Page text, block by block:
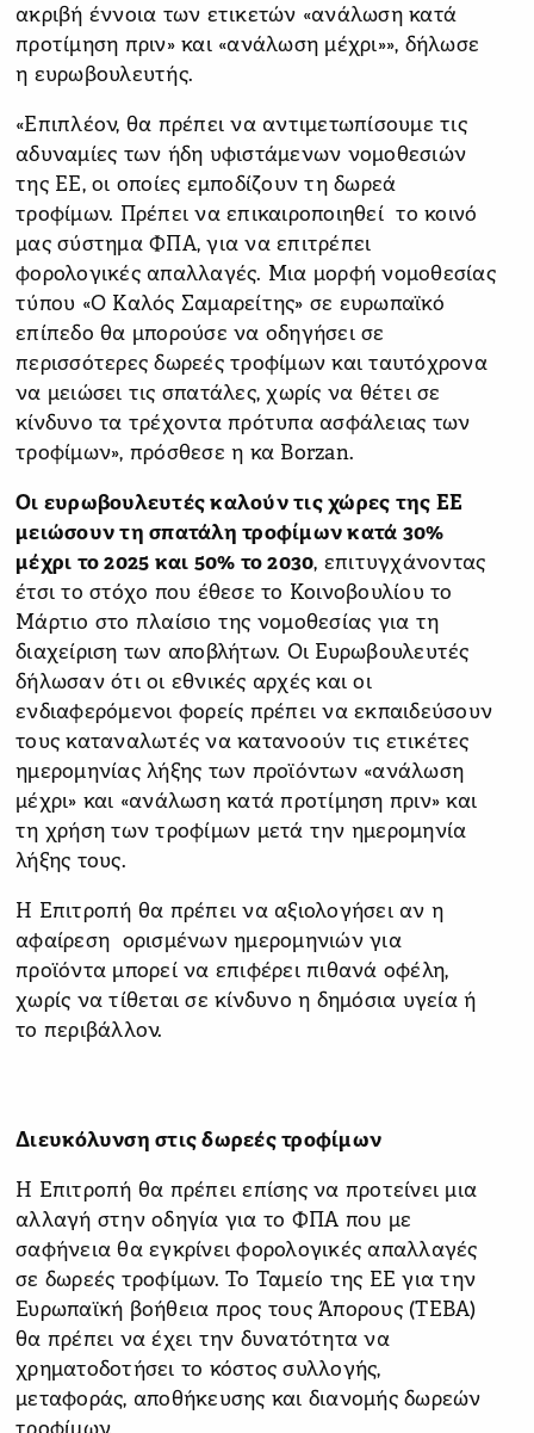
ακριβή έννοια των ετικετών «ανάλωση κατά
προτίμηση πριν» και «ανάλωση μέχρι»», δήλωσε
η ευρωβουλευτής.
«Επιπλέον, θα πρέπει να αντιμετωπίσουμε τις
αδυναμίες των ήδη υφιστάμενων νομοθεσιών
της ΕΕ, οι οποίες εμποδίζουν τη δωρεά
τροφίμων. Πρέπει να επικαιροποιηθεί το κοινό
μας σύστημα ΦΠΑ, για να επιτρέπει
φορολογικές απαλλαγές. Μια μορφή νομοθεσίας
τύπου «Ο Καλός Σαμαρείτης» σε ευρωπαϊκό
επίπεδο θα μπορούσε να οδηγήσει σε
περισσότερες δωρεές τροφίμων και ταυτόχρονα
να μειώσει τις σπατάλες, χωρίς να θέτει σε
κίνδυνο τα τρέχοντα πρότυπα ασφάλειας των
τροφίμων», πρόσθεσε η κα Borzan.
Οι ευρωβουλευτές καλούν τις χώρες της ΕΕ
μειώσουν τη σπατάλη τροφίμων κατά 30%
μέχρι το 2025 και 50% το 2030, επιτυγχάνοντας
έτσι το στόχο που έθεσε το Κοινοβουλίου το
Μάρτιο στο πλαίσιο της νομοθεσίας για τη
διαχείριση των αποβλήτων. Οι Ευρωβουλευτές
δήλωσαν ότι οι εθνικές αρχές και οι
ενδιαφερόμενοι φορείς πρέπει να εκπαιδεύσουν
τους καταναλωτές να κατανοούν τις ετικέτες
ημερομηνίας λήξης των προϊόντων «ανάλωση
μέχρι» και «ανάλωση κατά προτίμηση πριν» και
τη χρήση των τροφίμων μετά την ημερομηνία
λήξης τους.
Η Επιτροπή θα πρέπει να αξιολογήσει αν η
αφαίρεση ορισμένων ημερομηνιών για
προϊόντα μπορεί να επιφέρει πιθανά οφέλη,
χωρίς να τίθεται σε κίνδυνο η δημόσια υγεία ή
το περιβάλλον.
Διευκόλυνση στις δωρεές τροφίμων
Η Επιτροπή θα πρέπει επίσης να προτείνει μια
αλλαγή στην οδηγία για το ΦΠΑ που με
σαφήνεια θα εγκρίνει φορολογικές απαλλαγές
σε δωρεές τροφίμων. Το Ταμείο της ΕΕ για την
Ευρωπαϊκή βοήθεια προς τους Άπορους (ΤΕΒΑ)
θα πρέπει να έχει την δυνατότητα να
χρηματοδοτήσει το κόστος συλλογής,
μεταφοράς, αποθήκευσης και διανομής δωρεών